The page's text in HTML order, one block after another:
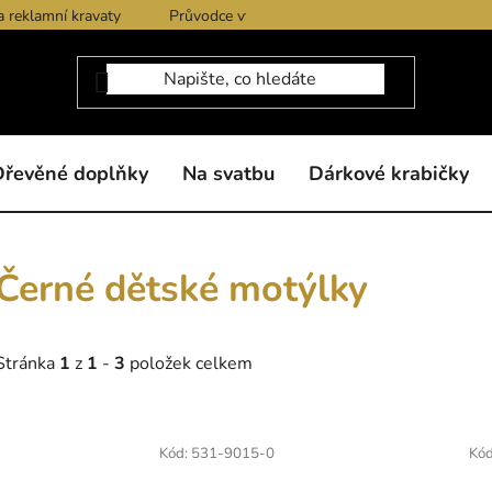
reklamní kravaty Průvodce výběrem produktů
doplňky Na svatbu Dárkové krabičky
dětské motýlky
1 z 1 - 3 položek celkem
Kód: 531-9015-0